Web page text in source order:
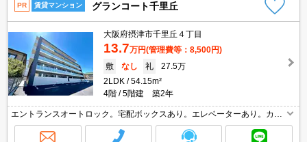
PR 賃貸マンション グランコート千里丘
大阪府摂津市千里丘４丁目
13.7万円(管理費等：8,500円)
敷
なし 礼
27.5万
2LDK
54.15m²
4階
5階建 築2年
エントランスオートロック。宅配ボックスあり。エレベーターあり。カウ
ンター式システムキッチン。温水洗浄便座付き。